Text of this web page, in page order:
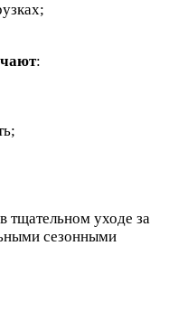
:
тщательном уходе за
сезонными